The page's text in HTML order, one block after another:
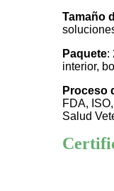
Tamaño
Paquete:
interior,
Proceso
FDA,
Salud